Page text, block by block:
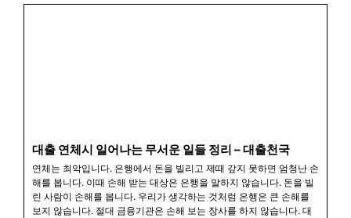
대출 연체시 일어나는 무서운 일들 정리 – 대출천국
연체는 최악입니다. 은행에서 돈을 빌리고 제때 갚지 못하면 엄청난 손
해를 봅니다. 이때 손해 받는 대상은 은행을 말하지 않습니다. 돈을 빌
린 사람이 손해를 봅니다. 우리가 생각하는 것처럼 은행은 큰 손해를
보지 않습니다. 절대 금융기관은 손해 보는 장사를 하지 않습니다. 대